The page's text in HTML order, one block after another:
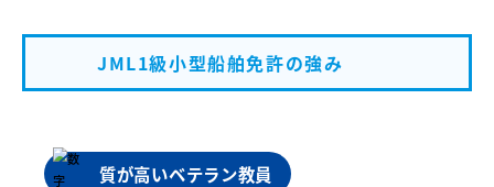
JML1級小型船舶免許の強み
質が高いベテラン教員